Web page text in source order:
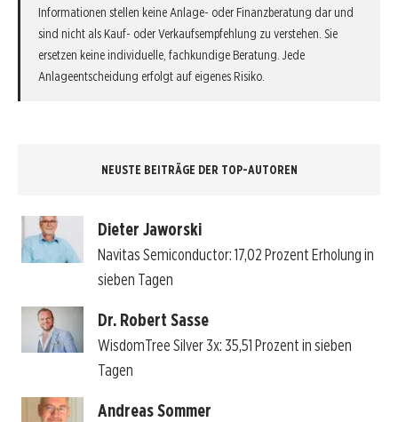
Informationen stellen keine Anlage- oder Finanzberatung dar und
sind nicht als Kauf- oder Verkaufsempfehlung zu verstehen. Sie
ersetzen keine individuelle, fachkundige Beratung. Jede
Anlageentscheidung erfolgt auf eigenes Risiko.
NEUSTE BEITRÄGE DER TOP-AUTOREN
Dieter Jaworski
Navitas Semiconductor: 17,02 Prozent Erholung in
sieben Tagen
Dr. Robert Sasse
WisdomTree Silver 3x: 35,51 Prozent in sieben
Tagen
Andreas Sommer